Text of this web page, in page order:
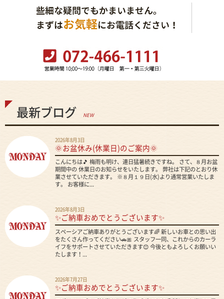
最新ブログ NEW
2026年8月3日
🌞お盆休み(休業日)のご案内🌞
こんにちは🎵 梅雨も明け、連日猛暑続きですね。 さて、８月お盆
期間中の 休業日のお知らせをいたします。 弊社は下記のとおり休
業させていただきます。 ※８月１９日(水)より通常営業いたしま
す。 お客様に...
2026年8月3日
✨ご納車おめでとうございます✨
スペーシアご納車ありがとうございます🌈 新しいお車との思い出
をたくさん作ってください🚗🎀 スタッフ一同、これからのカーラ
イフをサポートさせていただきます😊 今後ともよろしくお願いい
たします！...
2026年7月27日
✨ご納車おめでとうございます✨